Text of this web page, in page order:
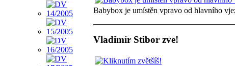
Babybox je umístěn vpravo od hlavního
Vladimír Stibor zve!